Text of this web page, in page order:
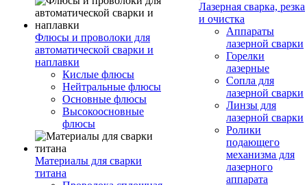
Флюсы и проволоки для
автоматической сварки и
наплавки
Кислые флюсы
Нейтральные флюсы
Основные флюсы
Высокоосновные
флюсы
Материалы для сварки
титана
Лазерная сварка, резка
и очистка
Аппараты
лазерной сварки
Горелки
лазерные
Сопла для
лазерной сварки
Линзы для
лазерной сварки
Ролики
подающего
механизма для
лазерного
аппарата